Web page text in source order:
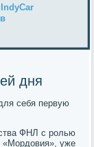
дня
себя первую
ФНЛ с рοлью
«Мордовия», уже